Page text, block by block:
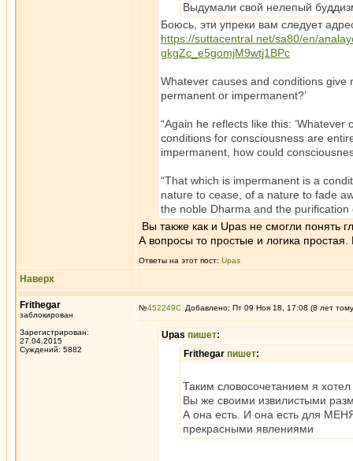
Выдумали свой нелепый
Боюсь, эти упреки вам следует
https://suttacentral.net/sa80/en/
gkgZc_e5gomjM9wtj1BPc
Whatever causes and conditions
permanent or impermanent?’
“Again he reflects like this:
conditions for consciousness are
impermanent, how could
“That which is impermanent is a
nature to cease, of a nature to fade
the noble Dharma and the
Вы также как и Upas не смогли понять
А вопросы то простые и логика
Ответы на этот пост: Upas
Наверх
Frithegar
заблокирован
Зарегистрирован:
27.04.2015
Суждений: 5882
№452249 Добавлено: Пт 09 Ноя 18, 17:08 (8 лет
Upas пишет:
Frithegar пишет:
Таким словосочетанием я
Вы же своими извилистыми
А она есть. И она есть для
прекрасными явлениями